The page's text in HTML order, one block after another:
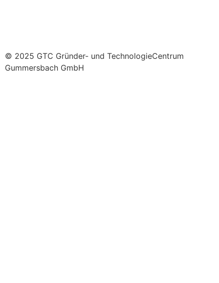
© 2025 GTC Gründer- und TechnologieCentrum
Gummersbach GmbH